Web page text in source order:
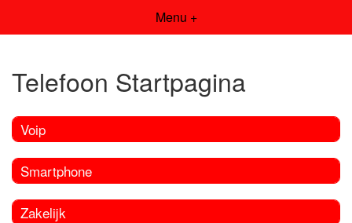
Menu +
Telefoon Startpagina
Voip
Smartphone
Zakelijk